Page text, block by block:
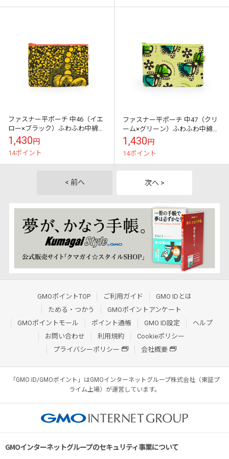
ファスナー平ポーチ 中46（イエ
ロー×ブラック）ふわふわ中綿入
りスマートフォン モバイル周辺
機器収納に
1,430円
14ポイント
ファスナー平ポーチ 中47（クリ
ーム×グリーン）ふわふわ中綿入
りスマートフォン モバイル周辺
機器収納に
1,430円
14ポイント
< 前へ 次へ >
GMOポイントTOP ご利用ガイド
GMO IDとは
ためる・つかう
GMOポイントアンケート
GMOポイントモール
ポイント通帳 GMO ID設定
ヘルプ
お問い合わせ
利用規約
Cookieポリシー
プライバシーポリシー
会社概要
「GMO ID/GMOポイント」はGMOインターネットグループ株式会社（東証プ
ライム上場）が運営しています。
GMOインターネットグループのセキュリティ事業について